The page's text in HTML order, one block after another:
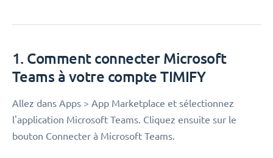
1. Comment connecter Microsoft
Teams à votre compte TIMIFY
Allez dans Apps > App Marketplace et sélectionnez
l'application Microsoft Teams. Cliquez ensuite sur le
bouton Connecter à Microsoft Teams.